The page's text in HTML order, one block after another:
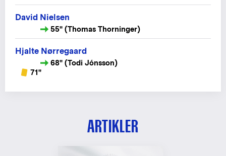
David Nielsen
55" (Thomas Thorninger)
Hjalte Nørregaard
68" (Todi Jónsson)
71"
ARTIKLER